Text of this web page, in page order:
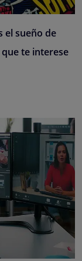
el sueño de
te interese